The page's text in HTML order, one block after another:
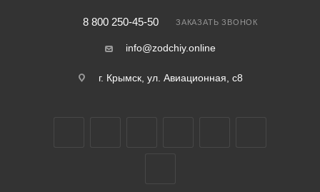
8 800 250-45-50 ЗАКАЗАТЬ ЗВОНОК
info@zodchiy.online
г. Крымск, ул. Авиационная, с8